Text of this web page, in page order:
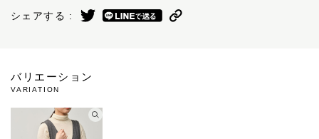
シェアする :
バリエーション
VARIATION